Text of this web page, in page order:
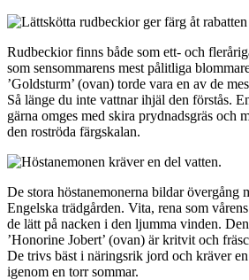
Rudbeckior finns både som ett- och
som sensommarens mest pålitliga
’Goldsturm’ (ovan) torde vara en av de
Så länge du inte vattnar ihjäl den förstås.
gärna omges med skira prydnadsgräs och
den roströda färgskalan.
De stora höstanemonerna bildar övergång
Engelska trädgården. Vita, rena som
de lätt på nacken i den ljumma vinden.
’Honorine Jobert’ (ovan) är kritvit och
De trivs bäst i näringsrik jord och kräver
igenom en torr sommar.